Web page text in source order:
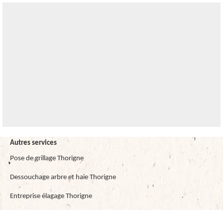
Autres services
Pose de grillage Thorigne
Dessouchage arbre et haie Thorigne
Entreprise élagage Thorigne